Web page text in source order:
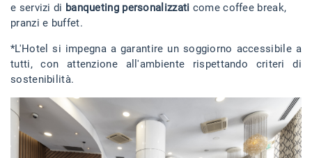
e servizi di banqueting personalizzati come coffee break,
pranzi e buffet.
*L'Hotel si impegna a garantire un soggiorno accessibile a
tutti, con attenzione all'ambiente rispettando criteri di
sostenibilità.